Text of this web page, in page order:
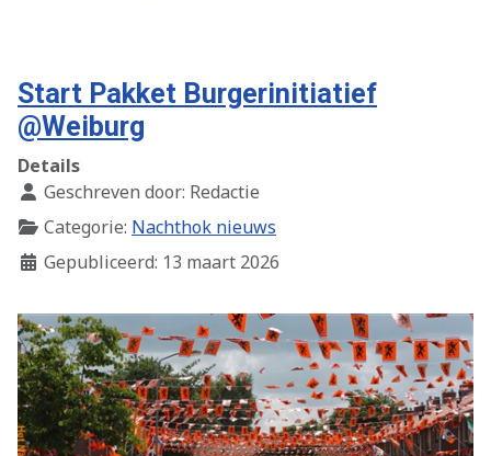
Start Pakket Burgerinitiatief
@Weiburg
Details
Geschreven door: Redactie
Categorie: Nachthok nieuws
Gepubliceerd: 13 maart 2026